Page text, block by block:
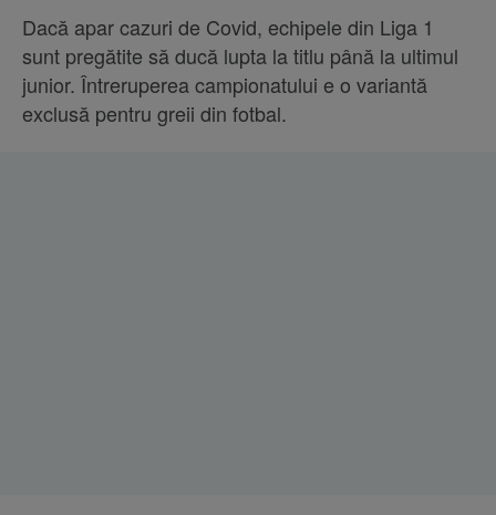
Dacă apar cazuri de Covid, echipele din Liga 1
sunt pregătite să ducă lupta la titlu până la ultimul
junior. Întreruperea campionatului e o variantă
exclusă pentru greii din fotbal.